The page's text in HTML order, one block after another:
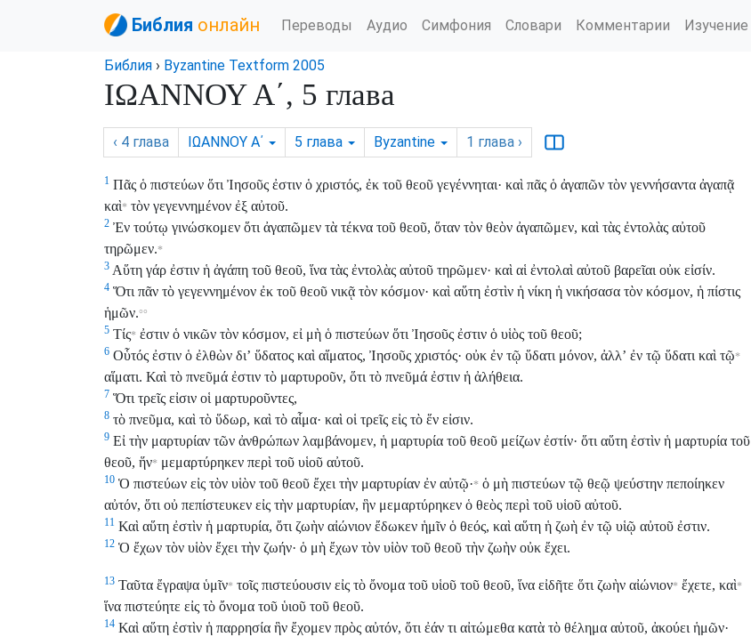
Библия онлайн Переводы Аудио Симфония Словари Комментарии Изучение
Библия › Byzantine Textform 2005
ΙΩΑΝΝΟΥ Α΄, 5 глава
‹ 4 глава ΙΩΑΝΝΟΥ Α΄ 5 глава Byzantine 1 глава ›
1 Πᾶς ὁ πιστεύων ὅτι Ἰησοῦς ἐστιν ὁ χριστός, ἐκ τοῦ θεοῦ γεγέννηται· καὶ πᾶς ὁ ἀγαπῶν τὸν γεννήσαντα ἀγαπᾷ
καὶ* τὸν γεγεννημένον ἐξ αὐτοῦ.
2 Ἐν τούτῳ γινώσκομεν ὅτι ἀγαπῶμεν τὰ τέκνα τοῦ θεοῦ, ὅταν τὸν θεὸν ἀγαπῶμεν, καὶ τὰς ἐντολὰς αὐτοῦ
τηρῶμεν.*
3 Αὕτη γάρ ἐστιν ἡ ἀγάπη τοῦ θεοῦ, ἵνα τὰς ἐντολὰς αὐτοῦ τηρῶμεν· καὶ αἱ ἐντολαὶ αὐτοῦ βαρεῖαι οὐκ εἰσίν.
4 Ὅτι πᾶν τὸ γεγεννημένον ἐκ τοῦ θεοῦ νικᾷ τὸν κόσμον· καὶ αὕτη ἐστὶν ἡ νίκη ἡ νικήσασα τὸν κόσμον, ἡ πίστις
ἡμῶν.°°
5 Τίς* ἐστιν ὁ νικῶν τὸν κόσμον, εἰ μὴ ὁ πιστεύων ὅτι Ἰησοῦς ἐστιν ὁ υἱὸς τοῦ θεοῦ;
6 Οὗτός ἐστιν ὁ ἐλθὼν διʼ ὕδατος καὶ αἵματος, Ἰησοῦς χριστός· οὐκ ἐν τῷ ὕδατι μόνον, ἀλλʼ ἐν τῷ ὕδατι καὶ τῷ*
αἵματι. Καὶ τὸ πνεῦμά ἐστιν τὸ μαρτυροῦν, ὅτι τὸ πνεῦμά ἐστιν ἡ ἀλήθεια.
7 Ὅτι τρεῖς εἰσιν οἱ μαρτυροῦντες,
8 τὸ πνεῦμα, καὶ τὸ ὕδωρ, καὶ τὸ αἷμα· καὶ οἱ τρεῖς εἰς τὸ ἕν εἰσιν.
9 Εἰ τὴν μαρτυρίαν τῶν ἀνθρώπων λαμβάνομεν, ἡ μαρτυρία τοῦ θεοῦ μείζων ἐστίν· ὅτι αὕτη ἐστὶν ἡ μαρτυρία τοῦ
θεοῦ, ἥν* μεμαρτύρηκεν περὶ τοῦ υἱοῦ αὐτοῦ.
10 Ὁ πιστεύων εἰς τὸν υἱὸν τοῦ θεοῦ ἔχει τὴν μαρτυρίαν ἐν αὐτῷ·* ὁ μὴ πιστεύων τῷ θεῷ ψεύστην πεποίηκεν
αὐτόν, ὅτι οὐ πεπίστευκεν εἰς τὴν μαρτυρίαν, ἣν μεμαρτύρηκεν ὁ θεὸς περὶ τοῦ υἱοῦ αὐτοῦ.
11 Καὶ αὕτη ἐστὶν ἡ μαρτυρία, ὅτι ζωὴν αἰώνιον ἔδωκεν ἡμῖν ὁ θεός, καὶ αὕτη ἡ ζωὴ ἐν τῷ υἱῷ αὐτοῦ ἐστιν.
12 Ὁ ἔχων τὸν υἱὸν ἔχει τὴν ζωήν· ὁ μὴ ἔχων τὸν υἱὸν τοῦ θεοῦ τὴν ζωὴν οὐκ ἔχει.
13 Ταῦτα ἔγραψα ὑμῖν* τοῖς πιστεύουσιν εἰς τὸ ὄνομα τοῦ υἱοῦ τοῦ θεοῦ, ἵνα εἰδῆτε ὅτι ζωὴν αἰώνιον* ἔχετε, καὶ*
ἵνα πιστεύητε εἰς τὸ ὄνομα τοῦ ὑιοῦ τοῦ θεοῦ.
14 Καὶ αὕτη ἐστὶν ἡ παρρησία ἣν ἔχομεν πρὸς αὐτόν, ὅτι ἐάν τι αἰτώμεθα κατὰ τὸ θέλημα αὐτοῦ, ἀκούει ἡμῶν·